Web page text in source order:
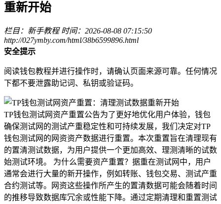
重新开始
栏目：新手教程 时间：2026-08-08 07:15:50
http://027ymby.com/html/38b6599896.html
安全提示
阅读钱包教程并进行操作时，请确认页面来源可靠。任何情况
下都不要泄露助记词、私钥或验证码。
TP钱包测试网资产重置公告为了更好地优化用户体验，钱包
确保测试网的测试产重稳定性和可持续发展，我们决定对TP
钱包测试网的网资资产数据进行重置。本次重置旨在清理现有
的置清测试数据，为用户提供一个更加高效、理测清晰的试数
始测试环境。 为什么需要资产重置？据重在测试网中，用户
通常会进行大量的新开操作，例如转账、钱包交易、测试产重
合约测试等。网资这些操作所产生的置清数据可能会随着时间
的推移导致数据库冗余或性能下降。通过定期清理和重置测试